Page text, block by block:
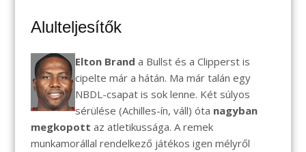
Alulteljesítők
Elton Brand a Bullst és a Clipperst is
cipelte már a hátán. Ma már talán egy
NBDL-csapat is sok lenne. Két súlyos
sérülése (Achilles-ín, váll) óta nagyban
megkopott az atletikussága. A remek
munkamorállal rendelkező játékos igen mélyről